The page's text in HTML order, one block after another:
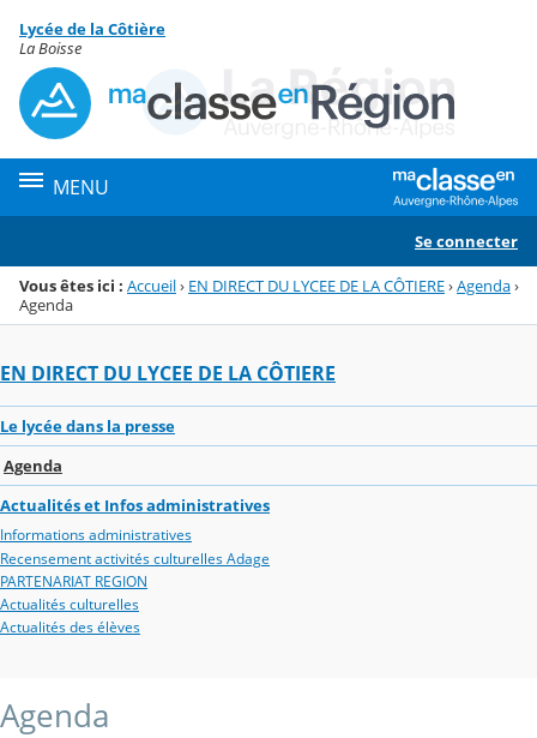
Menu de la rubrique
Contenu
Lycée de la Côtière
La Boisse
MENU
Se connecter
Vous êtes ici : Accueil› EN DIRECT DU LYCEE DE LA CÔTIERE›Agenda›
Agenda
EN DIRECT DU LYCEE DE LA CÔTIERE
Le lycée dans la presse
Agenda
Actualités et Infos administratives
Informations administratives
Recensement activités culturelles Adage
PARTENARIAT REGION
Actualités culturelles
Actualités des élèves
Agenda